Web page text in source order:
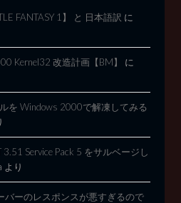
FANTASY 1】 と 日本語訳 に
Kernel32 改造計画【BM】
に
を Windows 2000で解凍してみる
Service Pack 5 をサルベージし
より
バーのレスポンスが悪すぎるので